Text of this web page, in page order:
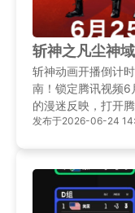
斩神之凡尘神
斩神动画开播倒计
南！锁定腾讯视频
的漫迷反映，打开
出地区版权限制提
为大家详细介绍安
热血剧情。
发布于2026-06-24